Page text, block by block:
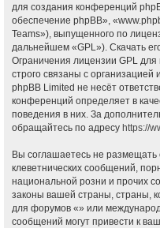
для создания конференций
обеспечение phpBB»,
Teams»), выпущенного по
дальнейшем «GPL»). Скачать
Ограничения лицензии GPL
строго связаны с
phpBB Limited не несёт
конференций определяет в
поведения в них. За
обращайтесь по адресу https://
Вы соглашаетесь не
клеветнических сообщений,
национальной розни и прочих
законы вашей страны, страны,
для форумов «» или
сообщений могут привести к